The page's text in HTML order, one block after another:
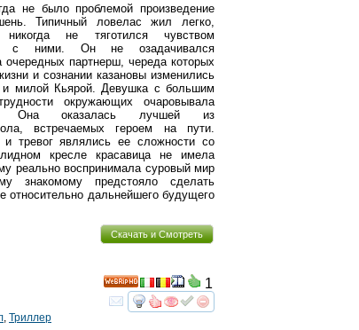
не было проблемой произведение
Типичный ловелас жил легко,
не тяготился чувством
с ними. Он не озадачивался
партнерш, череда которых
и сознании казановы изменились
и милой Кьярой. Девушка с большим
окружающих очаровывала
Она оказалась лучшей из
встречаемых героем на пути.
и тревог являлись ее сложности со
кресле красавица не имела
реально воспринимала суровый мир
знакомому предстояло сделать
относительно дальнейшего будущего
Скачать и Смотреть
смотретьинтересует
1
Триллер